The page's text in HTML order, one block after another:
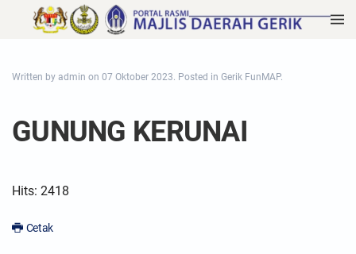
Written by admin on 07 Oktober 2023 . Posted in Gerik FunMAP.
GUNUNG KERUNAI
Hits: 2418
Cetak